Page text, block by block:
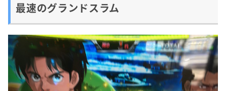
最速のグランドスラム